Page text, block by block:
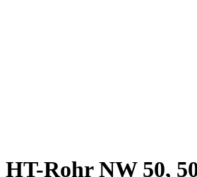
HT-Rohr NW 50,